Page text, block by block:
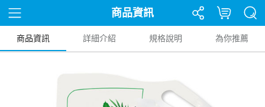
商品資訊
商品資訊 詳細介紹 規格說明 為你推薦